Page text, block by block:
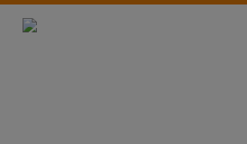
Aller